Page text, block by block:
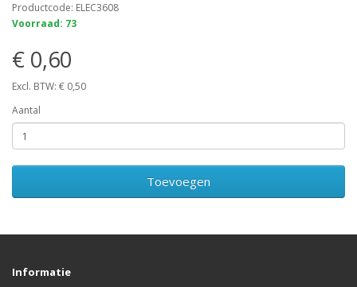
Productcode: ELEC3608
Voorraad: 73
€ 0,60
Excl. BTW: € 0,50
Aantal
Toevoegen
Informatie